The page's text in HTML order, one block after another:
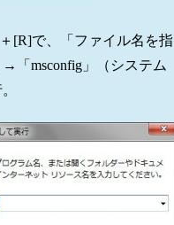
＋[R]で、「ファイル名を指
「msconfig」（システム